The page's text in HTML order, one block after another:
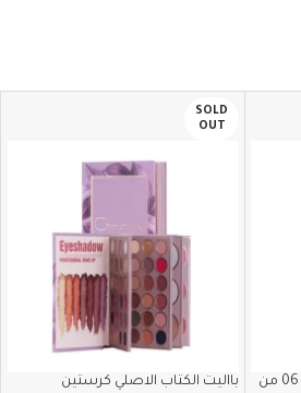
احمر الشفاه مطفي توت 3 رقم 06 من
SOLD
OUT
بااليت الكتاب الاصلي كرستين